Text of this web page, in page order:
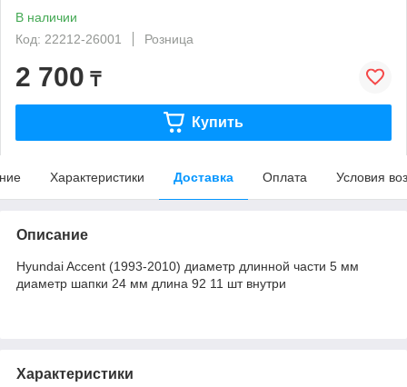
В наличии
Код: 22212-26001
Розница
2 700 ₸
Купить
Характеристики Доставка Оплата Условия
Описание
Hyundai Accent (1993-2010) диаметр длинной части 5 мм
диаметр шапки 24 мм длина 92 11 шт внутри
Характеристики